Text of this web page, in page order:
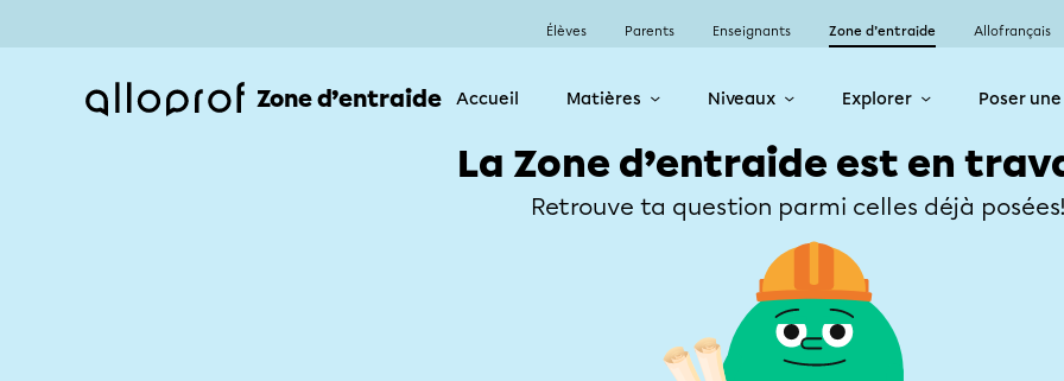
Élèves Parents Enseignants Zone d’entraide Allofrançais
Zone d’entraide Accueil Matières Niveaux Explorer Poser
La Zone d’entraide est en
Retrouve ta question parmi celles déjà posées!